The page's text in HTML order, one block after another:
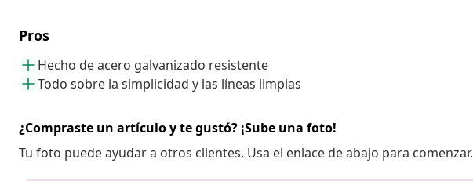
Pros
Hecho de acero galvanizado resistente
Todo sobre la simplicidad y las líneas limpias
¿Compraste un artículo y te gustó? ¡Sube una foto!
Tu foto puede ayudar a otros clientes. Usa el enlace de abajo para comenzar.